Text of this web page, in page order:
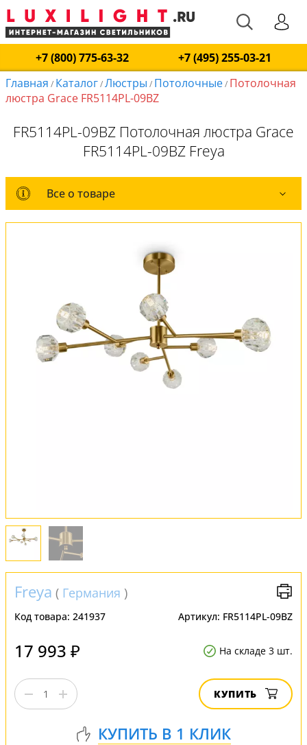
+7 (800) 775-63-32
+7 (495) 255-03-21
Главная / Каталог/Люстры / Потолочные/ Потолочная
люстра Grace FR5114PL-09BZ
FR5114PL-09BZ Потолочная люстра Grace
FR5114PL-09BZ Freya
Все о товаре
Все о товаре
Комплект лампочек
Оплата и доставка
Обмен и возврат
Freya ( Германия )
Код товара: 241937 Артикул: FR5114PL-09BZ
17 993 ₽ На складе 3 шт.
КУПИТЬ